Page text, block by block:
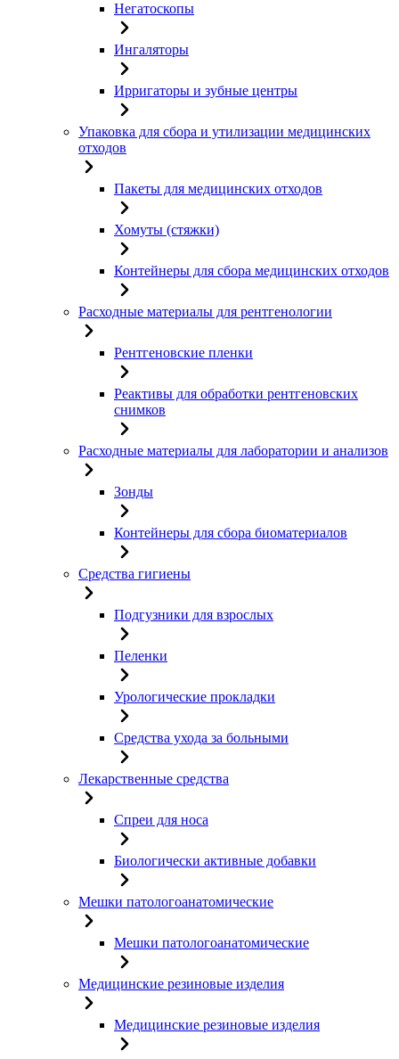
Негатоскопы
Ингаляторы
Ирригаторы и зубные центры
Упаковка для сбора и утилизации медицинских
отходов
Пакеты для медицинских отходов
Хомуты (стяжки)
Контейнеры для сбора медицинских отходов
Расходные материалы для рентгенологии
Рентгеновские пленки
Реактивы для обработки рентгеновских
снимков
Расходные материалы для лаборатории и анализов
Зонды
Контейнеры для сбора биоматериалов
Средства гигиены
Подгузники для взрослых
Пеленки
Урологические прокладки
Средства ухода за больными
Лекарственные средства
Спреи для носа
Биологически активные добавки
Мешки патологоанатомические
Мешки патологоанатомические
Медицинские резиновые изделия
Медицинские резиновые изделия